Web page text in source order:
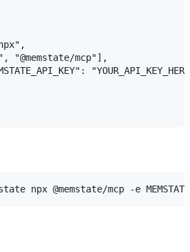
"@memstate/mcp"],